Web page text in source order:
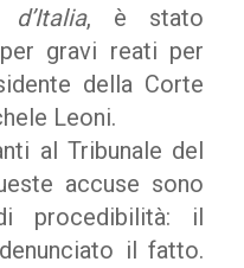
, è stato
gravi reati per
della Corte
Leoni.
al Tribunale del
accuse sono
procedibilità: il
il fatto.